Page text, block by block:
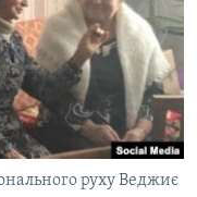
руху Веджиє